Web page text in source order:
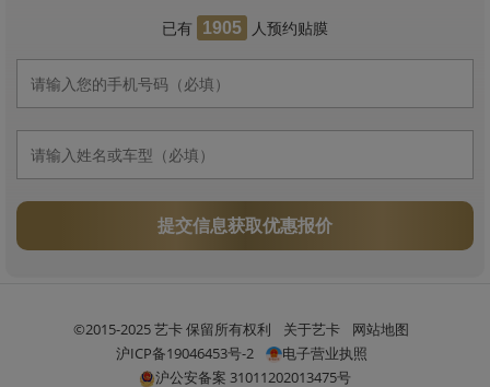
已有 1905 人预约贴膜
提交信息获取优惠报价
©2015-2025 艺卡 保留所有权利 关于艺卡
网站地图
沪ICP备19046453号-2
电子营业执照
沪公安备案 31011202013475号